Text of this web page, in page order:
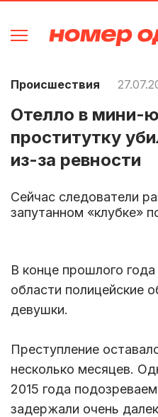
Происшествия
Отелло в мини-
проститутку
из-за ревности
Сейчас следователи
запутанном «клубке»
В конце прошлого
области полицейские
девушки.
Преступление
несколько месяцев.
2015 года
задержали очень